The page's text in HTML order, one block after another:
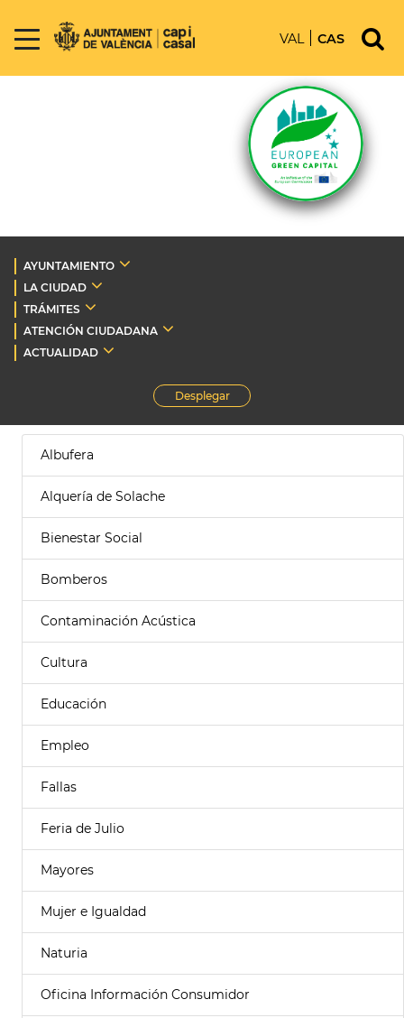
VAL CAS
AYUNTAMIENTO
LA CIUDAD
TRÁMITES
ATENCIÓN CIUDADANA
ACTUALIDAD
Desplegar
Albufera
Alquería de Solache
Bienestar Social
Bomberos
Contaminación Acústica
Cultura
Educación
Empleo
Fallas
Feria de Julio
Mayores
Mujer e Igualdad
Naturia
Oficina Información Consumidor